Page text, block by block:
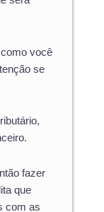
você
se
fazer
que
com as